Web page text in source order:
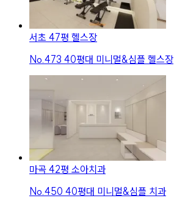
서초 47평 헬스장
No. 473 40평대 미니멀&심플 헬스장
마곡 42평 소아치과
No. 450 40평대 미니멀&심플 치과